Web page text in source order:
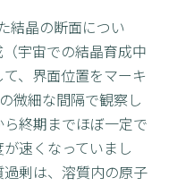
結晶の断面につい
宇宙での結晶育成中
、界面位置をマーキ
微細な間隔で観察し
終期までほぼ一定で
速くなっていまし
剰は、溶質内の原子